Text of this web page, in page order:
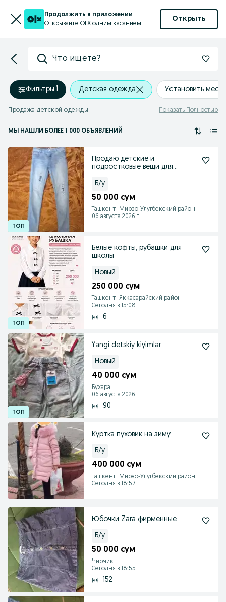
Продолжить в приложении
Открывайте OLX одним касанием
Открыть
Что ищете?
Фильтры·1 Детская одежда Установить
Продажа детской одежды Показать Полностью
МЫ НАШЛИ БОЛЕЕ 1 000 ОБЪЯВЛЕНИЙ
Продаю детские и
подростковые вещи для
Б/у
50 000 сум
Ташкент, Мирзо-Улугбекский район
06 августа 2026 г.
Белые кофты, рубашки для
школы
Новый
250 000 сум
Ташкент, Яккасарайский район
Сегодня в 15:08
6
Yangi detskiy kiyimlar
Новый
40 000 сум
Бухара
06 августа 2026 г.
90
Куртка пуховик на зиму
Б/у
400 000 сум
Ташкент, Мирзо-Улугбекский район
Сегодня в 18:57
Юбочки Zara фирменные
Б/у
50 000 сум
Чирчик
Сегодня в 18:55
152